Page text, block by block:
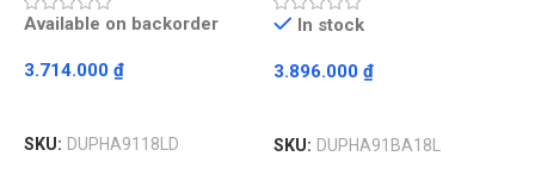
Available on backorder
3.714.000 ₫
SKU: DUPHA9118LD
In stock
3.896.000 ₫
SKU: DUPHA91BA18L